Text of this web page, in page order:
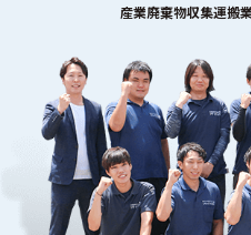
産業廃棄物収集運